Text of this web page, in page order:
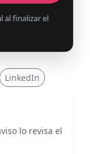
al finalizar el
LinkedIn
lo revisa el